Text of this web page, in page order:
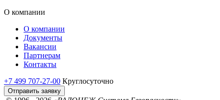
О компании
О компании
Документы
Вакансии
Партнерам
Контакты
+7 499 707-27-00 Круглосуточно
Отправить заявку